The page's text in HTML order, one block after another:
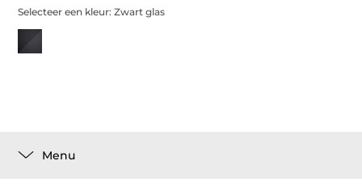
Selecteer een kleur:Zwart glas
Menu